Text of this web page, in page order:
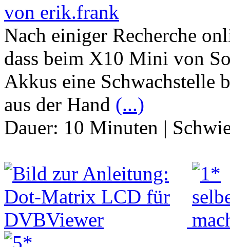
von erik.frank
Nach einiger Recherche
dass beim X10 Mini von
Akkus eine Schwachstelle
aus der Hand (...)
Dauer: 10 Minuten |